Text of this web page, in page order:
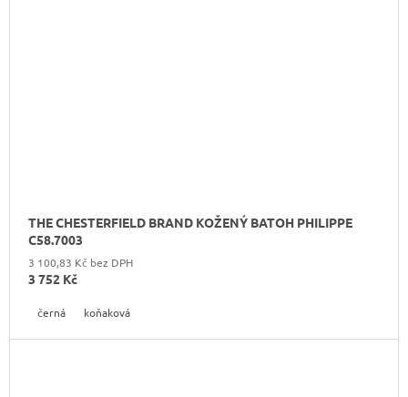
THE CHESTERFIELD BRAND KOŽENÝ BATOH PHILIPPE
C58.7003
3 100,83 Kč bez DPH
3 752 Kč
černá koňaková